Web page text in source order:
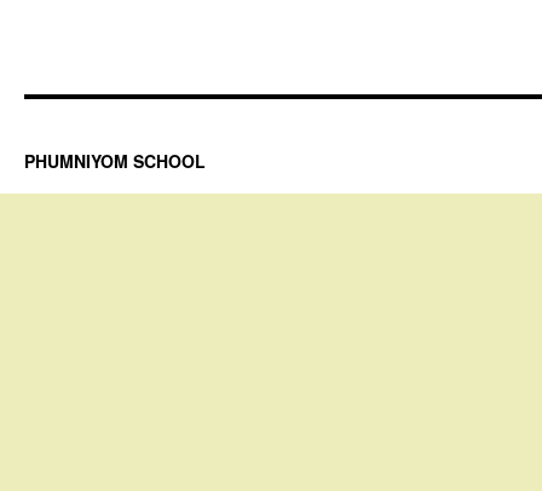
PHUMNIYOM SCHOOL